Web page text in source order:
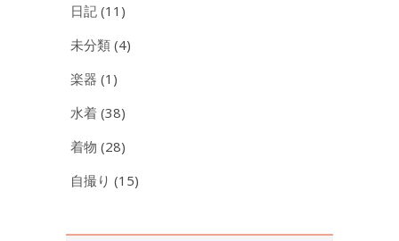
日記 (11)
未分類 (4)
楽器 (1)
水着 (38)
着物 (28)
自撮り (15)